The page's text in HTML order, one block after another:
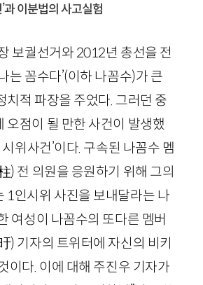
과 이분법의 사고실험
보궐선거와 2012년 총선을 전
는 꼼수다’(이하 나꼼수)가 큰
치적 파장을 주었다. 그러던 중
오점이 될 만한 사건이 발생했
시위사건’이다. 구속된 나꼼수 멤
) 전 의원을 응원하기 위해 그의
1인시위 사진을 보내달라는 나
여성이 나꼼수의 또다른 멤버
) 기자의 트위터에 자신의 비키
이다. 이에 대해 주진우 기자가